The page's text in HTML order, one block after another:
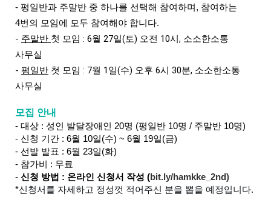
- 평일반과 주말반 중 하나를 선택해 참여하며, 참여하는
4번의 모임에 모두 참여해야 합니다.
- 주말반 첫 모임 : 6월 27일(토) 오전 10시, 소소한소통
사무실
- 평일반 첫 모임 : 7월 1일(수) 오후 6시 30분, 소소한소통
사무실
모집 안내
- 대상 : 성인 발달장애인 20명 (평일반 10명 / 주말반 10명)
- 신청 기간 : 6월 10일(수) ~ 6월 19일(금)
- 선발 발표 : 6월 23일(화)
- 참가비 : 무료
- 신청 방법 : 온라인 신청서 작성 (bit.ly/hamkke_2nd)
*신청서를 자세하고 정성껏 적어주신 분을 뽑을 예정입니다.